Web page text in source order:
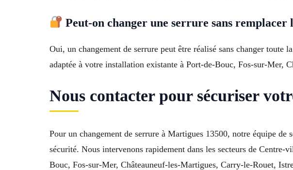
Peut-on changer une serrure sans remplacer
Oui, un changement de serrure peut être réalisé sans changer
adaptée à votre installation existante à Port-de-Bouc, Fos-sur-Mer,
Nous contacter pour sécuriser
Pour un changement de serrure à Martigues 13500, notre équipe de
sécurité. Nous intervenons rapidement dans les secteurs de
Bouc, Fos-sur-Mer, Châteauneuf-les-Martigues, Carry-le-Rouet,